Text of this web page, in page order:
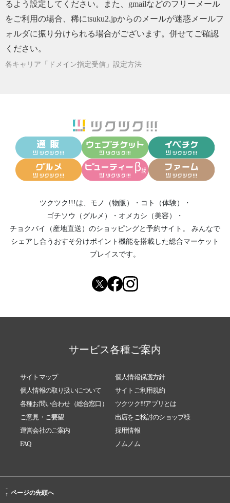
康を実感できるいわせシステム』刊行のお知
らせ
2024/05/21いわせ接骨院『健康の玉手箱』info「アッシヘ
2024/03/26いわせ接骨院『健康の玉手箱』infoいわせ、追
いわせ接骨院『健康の玉手箱』年末年始info
2023/12/04
いわせ接骨院の院長が「三人の会」主催🎄ク
リスマスライブ２０２３に出演！
2023/11/07 あすの夜、院長出演ラジオ番組、再放送(^^)/
ンターネットラジオの聴き方
2023/10/24
いわせ接骨院『健康の玉手箱』院長、ゆめた
ねラジオ番組「虹のワルツ」出演決定！
いわせ接骨院『健康の玉手箱』vol.35「ご来院
いわせ接骨院『健康の玉手箱』vol.34「生命エ
ネルギー波動テストキャンペーン」
水になれ。ブルース・リー」
室・茂原ロータリークラブ職業奉仕」
2022/10/12いわせ接骨院『健康の玉手箱』Vol.30「パラレ
ルワールド 松尾博一画伯との世界」
2022/09/12
応といわれているものとは…」
るよう設定してください。また、gmailなどのフリーメール
をご利用の場合、稀にtsuku2.jpからのメールが迷惑メールフ
ォルダに振り分けられる場合がございます。併せてご確認
ください。
各キャリア「ドメイン指定受信」設定方法
ツクツク!!!は、 モノ（物販） ・ コト（体験）
・
ゴチソウ（グルメ）
・ オメカシ（美容）
・
チョクバイ（産地直送） のショッピングと予約サイト。
みんなで
シェアし合う おすそ分けポイント機能を搭載した総合マーケット
プレイスです。
サービス各種ご案内
サイトマップ
個人情報保護方針
個人情報の取り扱いについて
サイトご利用規約
各種お問い合わせ（総合窓口）
ツクツク!!!アプリとは
ご意見・ご要望
出店をご検討のショップ様
運営会社のご案内
採用情報
FAQ
ノムノム
-
↑ ページの先頭へ